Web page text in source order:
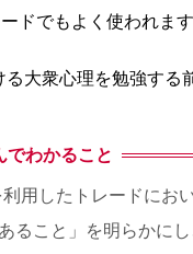
ドでもよく使われま
大衆心理を勉強する
でわかること
用したトレードにお
ること」を明らかに